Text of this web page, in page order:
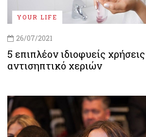
YOUR LIFE
26/07/2021
5 επιπλέον ιδιοφυείς
αντισηπτικό χεριών